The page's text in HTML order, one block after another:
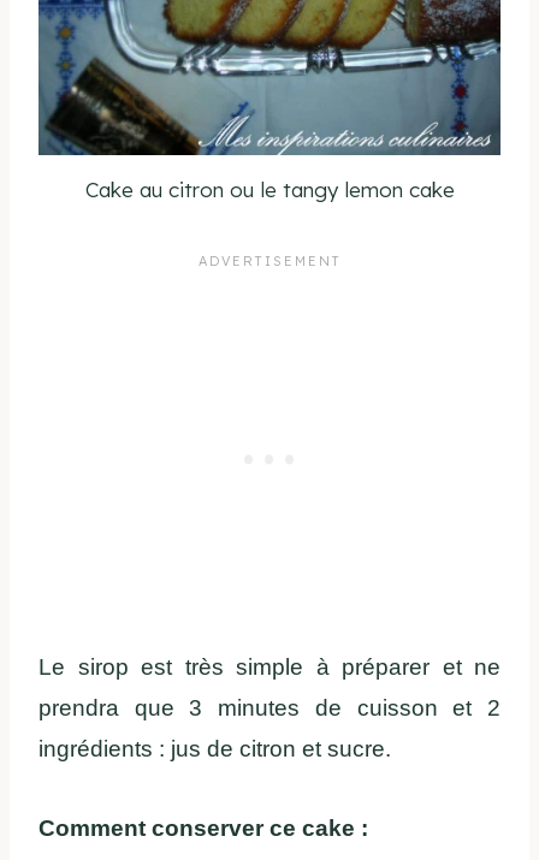
Cake au citron ou le tangy lemon cake
Le sirop est très simple à préparer et ne
prendra que 3 minutes de cuisson et 2
ingrédients : jus de citron et sucre.
Comment conserver ce cake :